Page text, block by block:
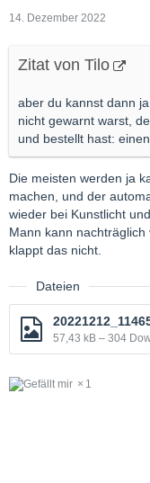
14. Dezember 2022
Zitat von Tilo
aber du kannst dann
nicht gewarnt warst,
und bestellt hast:
Die meisten werden ja
machen, und der
wieder bei Kunstlicht
Mann kann
klappt das nicht.
Dateien
57,43 kB – 304
1